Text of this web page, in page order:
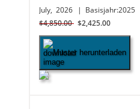
July, 2026 | Basisjahr:2025
$4,850.00 $2,425.00
Muster herunterladen